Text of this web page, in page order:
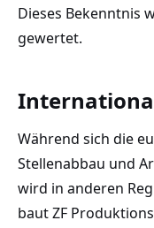
Dieses Bekenntnis
gewertet.
Während sich die
Stellenabbau und
wird in anderen
baut ZF